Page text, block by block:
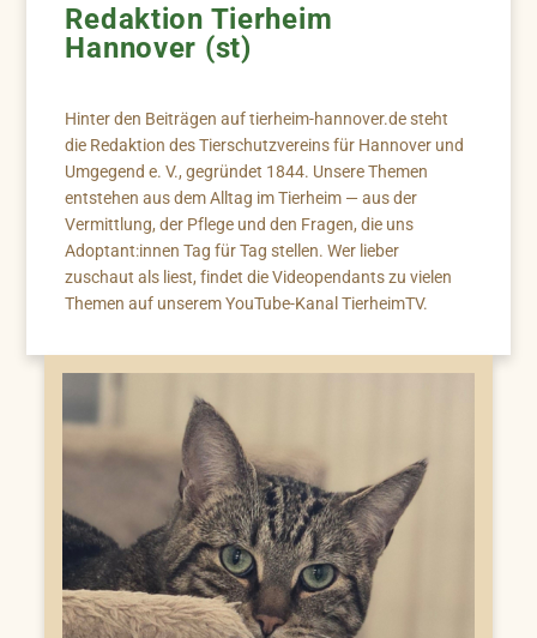
Redaktion Tierheim
Hannover (st)
Hinter den Beiträgen auf tierheim-hannover.de steht
die Redaktion des Tierschutzvereins für Hannover und
Umgegend e. V., gegründet 1844. Unsere Themen
entstehen aus dem Alltag im Tierheim — aus der
Vermittlung, der Pflege und den Fragen, die uns
Adoptant:innen Tag für Tag stellen. Wer lieber
zuschaut als liest, findet die Videopendants zu vielen
Themen auf unserem YouTube-Kanal TierheimTV.